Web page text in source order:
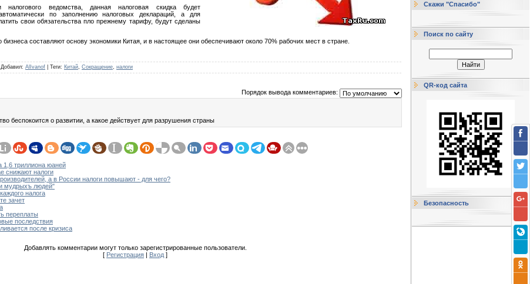
налогового ведомства, данная налоговая скидка будет
по заполнению налоговых деклараций, а для
свои обязательства пло прежнему тарифу, будут сделаны
составляют основу экономики Китая, и в настоящее они обеспечивают около 70% рабочих мест в стране.
Добавил: AlIvanof Теги: Китай Сокращение налоги
Порядок вывода комментариев:
беспокоится о развитии, а какое действует для разрушения страны
1,6 триллиона юаней
снижают налоги
а в России налоги повышают - для чего?
мудрыхъ людей"
налога
зачет
переплаты
последствия
после кризиса
Добавлять комментарии могут только зарегистрированные пользователи.
[ Регистрация | Вход ]
Скажи "Спасибо"
Поиск по сайту
QR-код сайта
Безопасность